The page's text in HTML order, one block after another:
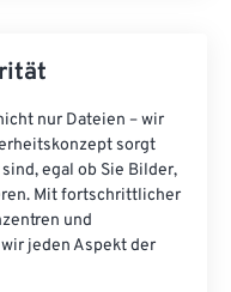
nur Dateien – wir
sorgt
egal ob Sie Bilder,
Mit fortschrittlicher
und
jeden Aspekt der